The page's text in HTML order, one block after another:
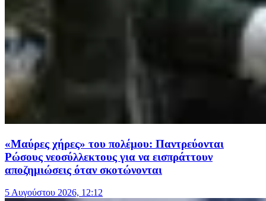
«Μαύρες χήρες» του πολέμου: Παντρεύονται
Ρώσους νεοσύλλεκτους για να εισπράττουν
αποζημιώσεις όταν σκοτώνονται
5 Αυγούστου 2026, 12:12